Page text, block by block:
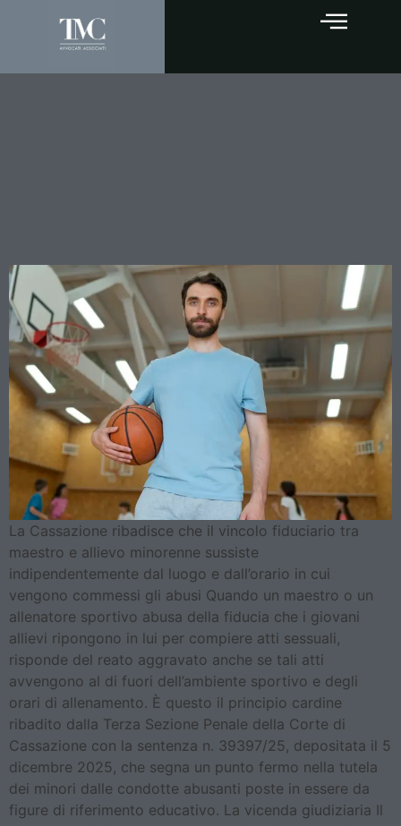
La Cassazione ribadisce che il vincolo fiduciario tra
maestro e allievo minorenne sussiste
indipendentemente dal luogo e dall’orario in cui
vengono commessi gli abusi Quando un maestro o un
allenatore sportivo abusa della fiducia che i giovani
allievi ripongono in lui per compiere atti sessuali,
risponde del reato aggravato anche se tali atti
avvengono al di fuori dell’ambiente sportivo e degli
orari di allenamento. È questo il principio cardine
ribadito dalla Terza Sezione Penale della Corte di
Cassazione con la sentenza n. 39397/25, depositata il 5
dicembre 2025, che segna un punto fermo nella tutela
dei minori dalle condotte abusanti poste in essere da
figure di riferimento educativo. La vicenda giudiziaria Il